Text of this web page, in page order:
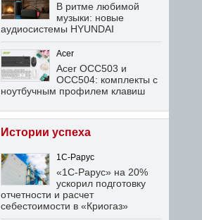
В ритме любимой
музыки: новые
аудиосистемы HYUNDAI
Acer
Acer OCC503 и
OCC504: комплекты с
ноутбучным профилем клавиш
Истории успеха
1С-Рарус
«1С-Рарус» на 20%
ускорил подготовку
отчетности и расчет
себестоимости в «Криогаз»